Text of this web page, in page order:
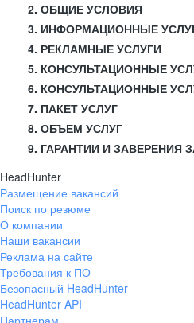
2. ОБЩИЕ УСЛОВИЯ
3. ИНФОРМАЦИОННЫЕ
4. РЕКЛАМНЫЕ УСЛУГИ
5. КОНСУЛЬТАЦИОННЫЕ
6. КОНСУЛЬТАЦИОННЫЕ
7. ПАКЕТ УСЛУГ
8. ОБЪЕМ УСЛУГ
9. ГАРАНТИИ И ЗАВЕРЕНИЯ
HeadHunter
Размещение вакансий
Поиск по резюме
О компании
Наши вакансии
Реклама на сайте
Требования к ПО
Безопасный HeadHunter
HeadHunter API
Партнерам